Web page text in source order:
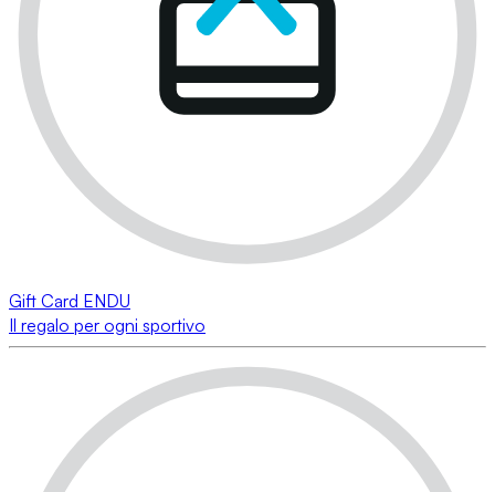
Gift Card ENDU
Il regalo per ogni sportivo